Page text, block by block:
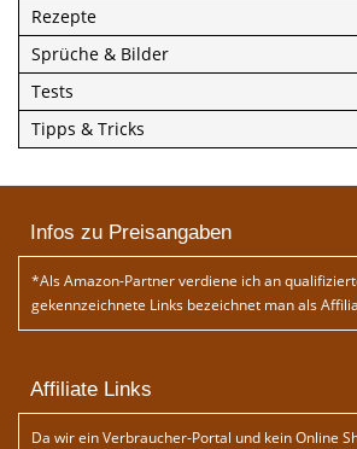
Rezepte
Sprüche & Bilder
Tests
Tipps & Tricks
Infos zu Preisangaben
*Als Amazon-Partner verdiene ich an
gekennzeichnete Links bezeichnet man als
Affiliate Links
Da wir ein Verbraucher-Portal und kein Online